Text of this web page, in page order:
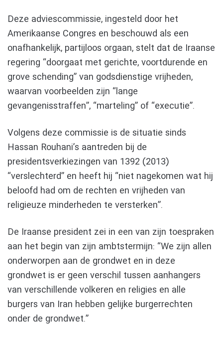
Deze adviescommissie, ingesteld door het
Amerikaanse Congres en beschouwd als een
onafhankelijk, partijloos orgaan, stelt dat de Iraanse
regering “doorgaat met gerichte, voortdurende en
grove schending” van godsdienstige vrijheden,
waarvan voorbeelden zijn “lange
gevangenisstraffen”, “marteling” of “executie”.
Volgens deze commissie is de situatie sinds
Hassan Rouhani’s aantreden bij de
presidentsverkiezingen van 1392 (2013)
“verslechterd” en heeft hij “niet nagekomen wat hij
beloofd had om de rechten en vrijheden van
religieuze minderheden te versterken”.
De Iraanse president zei in een van zijn toespraken
aan het begin van zijn ambtstermijn: “We zijn allen
onderworpen aan de grondwet en in deze
grondwet is er geen verschil tussen aanhangers
van verschillende volkeren en religies en alle
burgers van Iran hebben gelijke burgerrechten
onder de grondwet.”